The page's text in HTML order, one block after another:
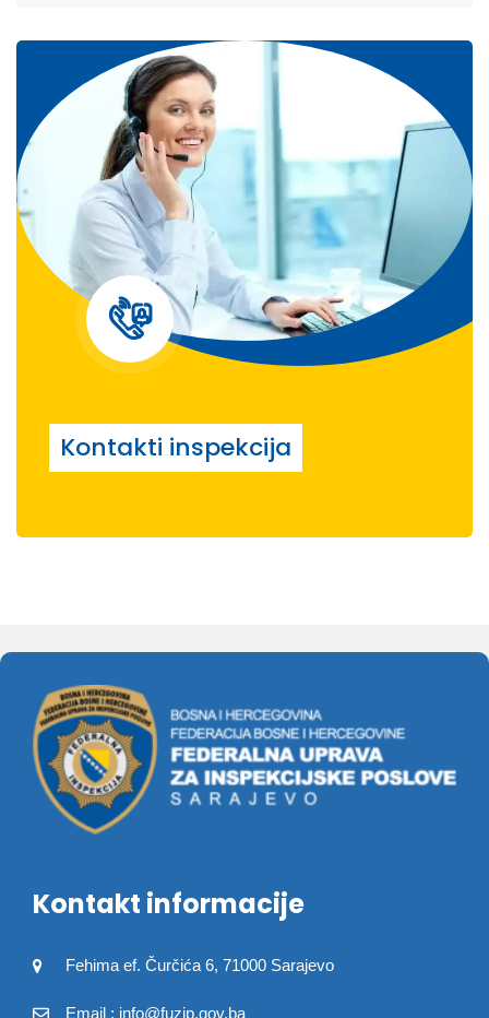
Kontakti inspekcija
Kontakt informacije
Fehima ef. Čurčića 6, 71000 Sarajevo
Email : info@fuzip.gov.ba